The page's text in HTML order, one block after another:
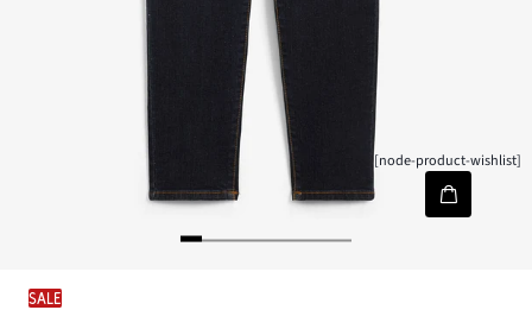
[node-product-wishlist]
SALE